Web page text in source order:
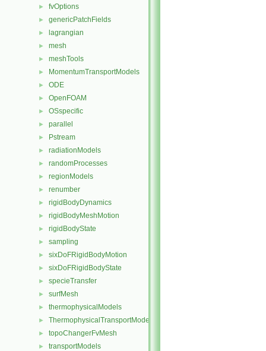
► fvOptions
► genericPatchFields
► lagrangian
► mesh
► meshTools
► MomentumTransportModels
► ODE
► OpenFOAM
► OSspecific
► parallel
► Pstream
► radiationModels
► randomProcesses
► regionModels
► renumber
► rigidBodyDynamics
► rigidBodyMeshMotion
► rigidBodyState
► sampling
► sixDoFRigidBodyMotion
► sixDoFRigidBodyState
► specieTransfer
► surfMesh
► thermophysicalModels
► ThermophysicalTransportModels
► topoChangerFvMesh
► transportModels